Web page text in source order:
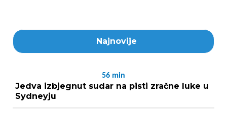
Najnovije
56 min
Jedva izbjegnut sudar na pisti zračne luke u
Sydneyju